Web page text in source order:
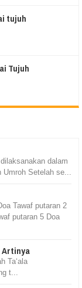
tujuh
Tujuh
dalam
Setelah se...
Tawaf putaran 2
putaran 5 Doa
Artinya
t...